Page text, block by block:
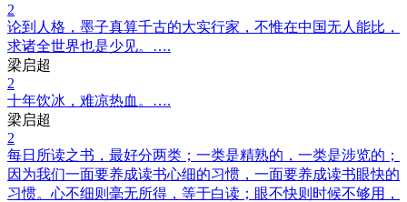
2
论到人格，墨子真算千古的大实行家，不惟在中国无人能比，
求诸全世界也是少见。….
梁启超
2
十年饮冰，难凉热血。….
梁启超
2
每日所读之书，最好分两类；一类是精熟的，一类是涉览的；
因为我们一面要养成读书心细的习惯，一面要养成读书眼快的
习惯。心不细则毫无所得，等于白读；眼不快则时候不够用，